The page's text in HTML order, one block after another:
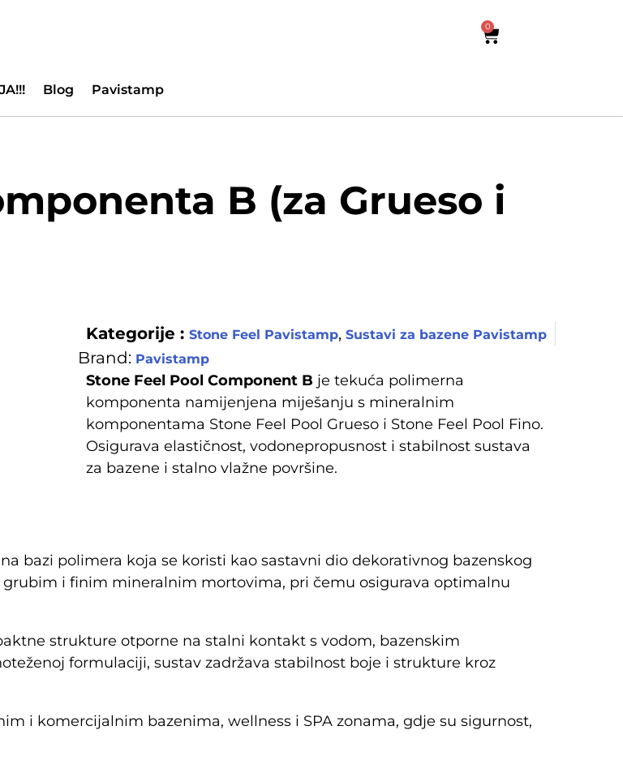
0
Blog Pavistamp
B (za Grueso i
Kategorije : Stone Feel Pavistamp, Sustavi za bazene Pavistamp
Brand: Pavistamp
Stone Feel Pool Component B je tekuća polimerna
komponenta namijenjena miješanju s mineralnim
komponentama Stone Feel Pool Grueso i Stone Feel Pool Fino.
Osigurava elastičnost, vodonepropusnost i stabilnost sustava
za bazene i stalno vlažne površine.
bazi polimera koja se koristi kao sastavni dio dekorativnog bazenskog
grubim i finim mineralnim mortovima, pri čemu osigurava optimalnu
strukture otporne na stalni kontakt s vodom, bazenskim
formulaciji, sustav zadržava stabilnost boje i strukture kroz
i komercijalnim bazenima, wellness i SPA zonama, gdje su sigurnost,